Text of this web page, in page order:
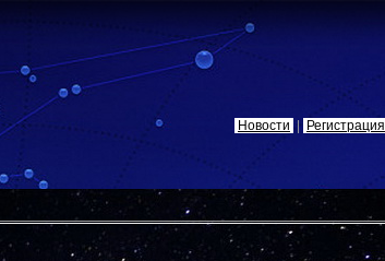
Новости | Регистрация